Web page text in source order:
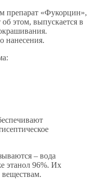
препарат «Фукорцин»,
этом, выпускается в
нанесения.
– вода
этанол 96%. Их